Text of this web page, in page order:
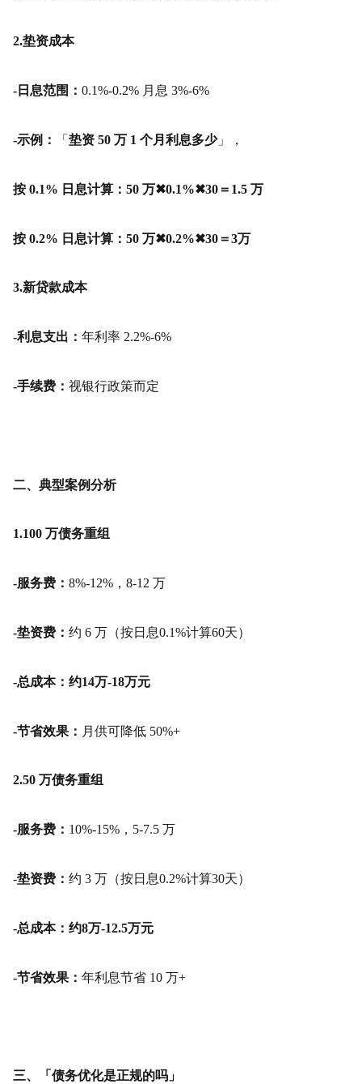
2.垫资成本
-日息范围： 0.1%-0.2% 月息 3%-6%
-示例： 「 垫资 50 万 1 个月利息多少」，
按 0.1% 日息计算：50 万✖0.1%✖30＝1.5 万
按 0.2% 日息计算：50 万✖0.2%✖30＝3万
3.新贷款成本
-利息支出： 年利率 2.2%-6%
-手续费： 视银行政策而定
二、典型案例分析
1.100 万债务重组
-服务费： 8%-12%，8-12 万
-垫资费： 约 6 万（按日息0.1%计算60天）
-总成本：约14万-18万元
-节省效果： 月供可降低 50%+
2.50 万债务重组
-服务费： 10%-15%，5-7.5 万
-垫资费： 约 3 万（按日息0.2%计算30天）
-总成本：约8万-12.5万元
-节省效果： 年利息节省 10 万+
三、「债务优化是正规的吗」